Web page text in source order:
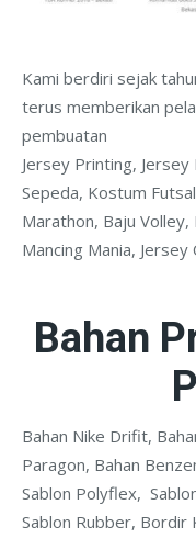
Kami berdiri sejak
terus memberikan
pembuatan
Jersey Printing,
Sepeda, Kostum
Marathon, Baju Volley,
Mancing Mania,
Bahan
Bahan Nike Drifit,
Paragon, Bahan
Sablon Polyflex,
Sablon Rubber, Bordir